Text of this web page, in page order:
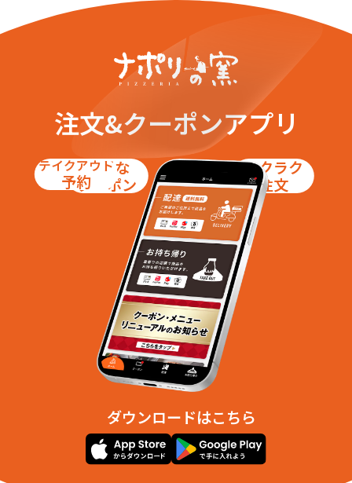
注文&クーポンアプリ
お得な
クーポン
テイクアウト
予約
ラクラク
注文
ダウンロードはこちら